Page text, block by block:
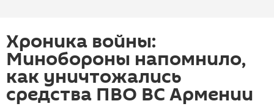
Хроника войны:
Минобороны напомнило,
как уничтожались
средства ПВО ВС Армении